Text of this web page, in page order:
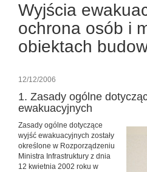
Wyjścia
ochrona osób i
obiektach
12/12/2006
1. Zasady ogólne
ewakuacyjnych
Zasady ogólne dotyczące
wyjść ewakuacyjnych zostały
określone w Rozporządzeniu
Ministra Infrastruktury z dnia
12 kwietnia 2002 roku w